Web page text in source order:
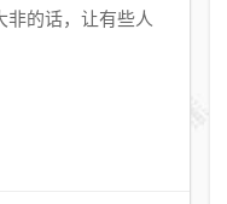
的话，让有些人